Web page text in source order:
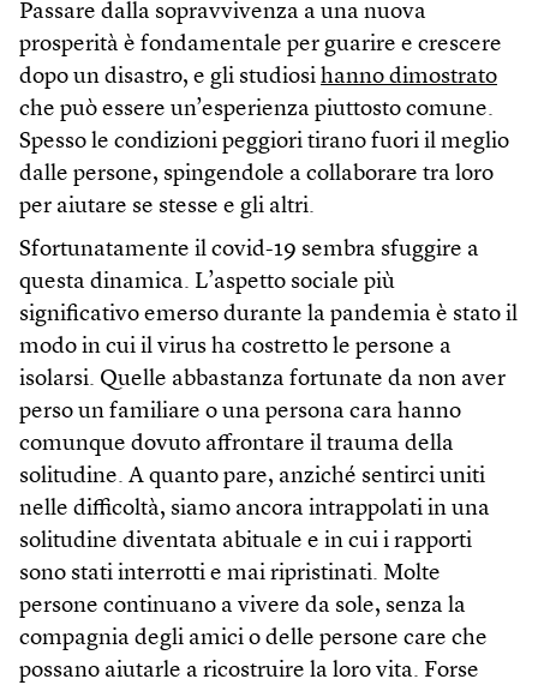
Passare dalla sopravvivenza a una nuova
prosperità è fondamentale per guarire e crescere
dopo un disastro, e gli studiosi hanno dimostrato
che può essere un’esperienza piuttosto comune.
Spesso le condizioni peggiori tirano fuori il meglio
dalle persone, spingendole a collaborare tra loro
per aiutare se stesse e gli altri.
Sfortunatamente il covid-19 sembra sfuggire a
questa dinamica. L’aspetto sociale più
significativo emerso durante la pandemia è stato il
modo in cui il virus ha costretto le persone a
isolarsi. Quelle abbastanza fortunate da non aver
perso un familiare o una persona cara hanno
comunque dovuto affrontare il trauma della
solitudine. A quanto pare, anziché sentirci uniti
nelle difficoltà, siamo ancora intrappolati in una
solitudine diventata abituale e in cui i rapporti
sono stati interrotti e mai ripristinati. Molte
persone continuano a vivere da sole, senza la
compagnia degli amici o delle persone care che
possano aiutarle a ricostruire la loro vita. Forse